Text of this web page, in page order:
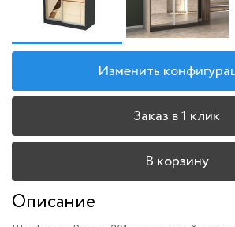
Изменить
Заказ в 1 клик
В корзину
Описание